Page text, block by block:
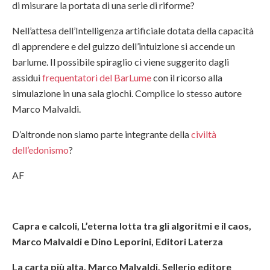
di misurare la portata di una serie di riforme?
Nell’attesa dell’Intelligenza artificiale dotata della capacità
di apprendere e del guizzo dell’intuizione si accende un
barlume. Il possibile spiraglio ci viene suggerito dagli
assiduifrequentatori del BarLumecon il ricorso alla
simulazione in una sala giochi. Complice lo stesso autore
Marco Malvaldi.
D’altronde non siamo parte integrante dellaciviltà
dell’edonismo?
AF
Capra e calcoli, L’eterna lotta tra gli algoritmi e il caos,
Marco Malvaldi e Dino Leporini, Editori Laterza
La carta più alta, Marco Malvaldi, Sellerio editore